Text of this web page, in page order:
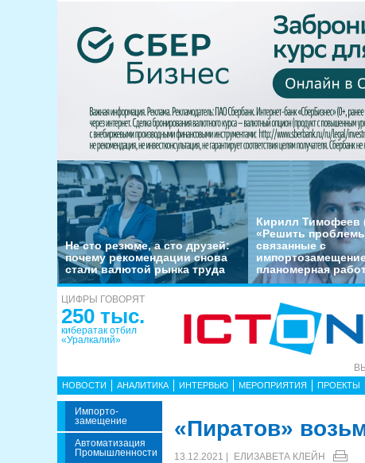
Не сто резюме, а сто друзей:
почему рекомендации снова
стали валютой рынка труда
Кирилл Тимофеев
«Решить
связанные с
планомерная
ЦИФРЫ ГОВОРЯТ
250 тыс.
кибератак отбил
«Уралкалий»
НОВОСТИ АНАЛИТИКА ИНТЕРВЬЮ МЕРОПРИЯТИЯ ПРОЕКТЫ
Импорто­
Замещение
Автоматизация
Промышленности
«Пиратов»
13.12.2021 | ЕЛИЗАВЕТА КЛЕЙН